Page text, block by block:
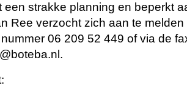
een strakke planning en beperkt
Ree verzocht zich aan te
06 209 52 449 of via de